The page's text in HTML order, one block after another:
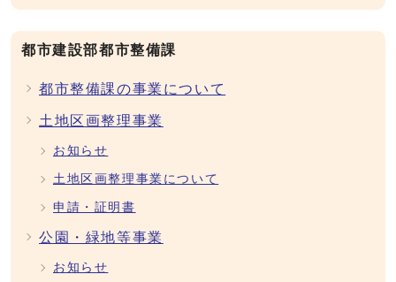
都市建設部都市整備課
都市整備課の事業について
土地区画整理事業
お知らせ
土地区画整理事業について
申請・証明書
公園・緑地等事業
お知らせ